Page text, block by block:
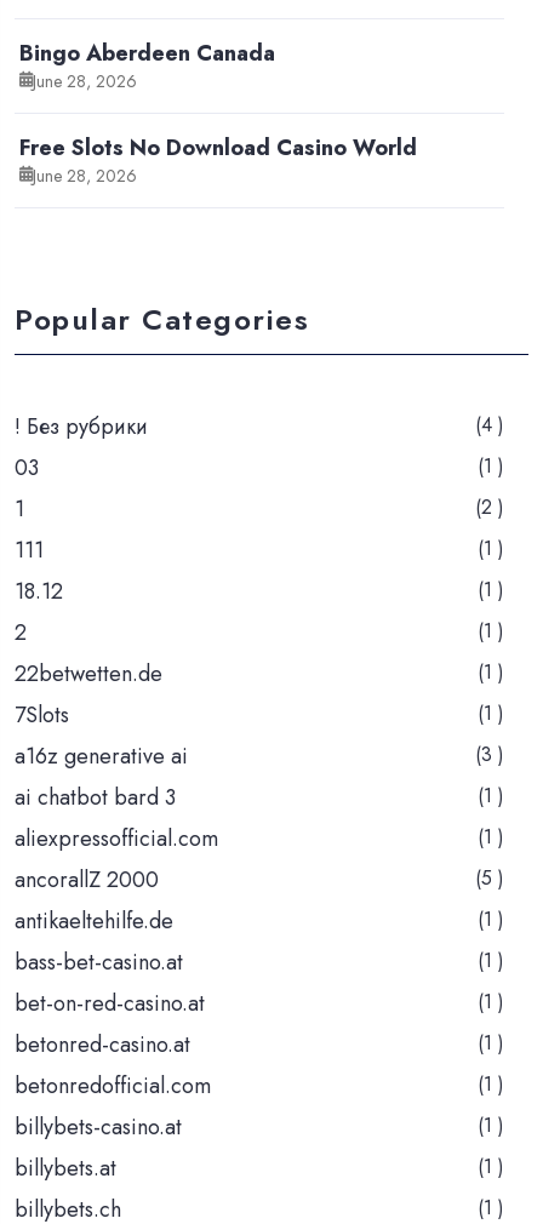
Bingo Aberdeen Canada
June 28, 2026
Free Slots No Download Casino World
June 28, 2026
Popular Categories
! Без рубрики (4 )
03 (1 )
1 (2 )
111 (1 )
18.12 (1 )
2 (1 )
22betwetten.de (1 )
7Slots (1 )
a16z generative ai (3 )
ai chatbot bard 3 (1 )
aliexpressofficial.com (1 )
ancorallZ 2000 (5 )
antikaeltehilfe.de (1 )
bass-bet-casino.at (1 )
bet-on-red-casino.at (1 )
betonred-casino.at (1 )
betonredofficial.com (1 )
billybets-casino.at (1 )
billybets.at (1 )
billybets.ch (1 )